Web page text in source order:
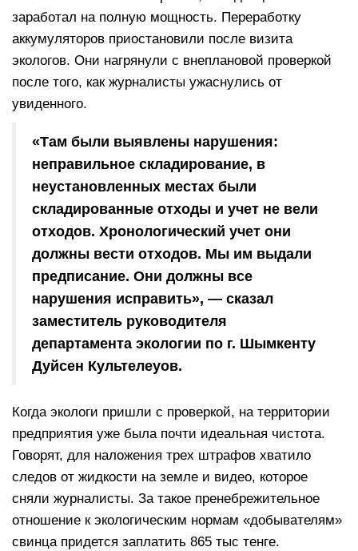
заработал на полную мощность. Переработку
аккумуляторов приостановили после визита
экологов. Они нагрянули с внеплановой проверкой
после того, как журналисты ужаснулись от
увиденного.
«Там были выявлены нарушения:
неправильное складирование, в
неустановленных местах были
складированные отходы и учет не вели
отходов. Хронологический учет они
должны вести отходов. Мы им выдали
предписание. Они должны все
нарушения исправить», — сказал
заместитель руководителя
департамента экологии по г. Шымкенту
Дуйсен Культелеуов.
Когда экологи пришли с проверкой, на территории
предприятия уже была почти идеальная чистота.
Говорят, для наложения трех штрафов хватило
следов от жидкости на земле и видео, которое
сняли журналисты. За такое пренебрежительное
отношение к экологическим нормам «добывателям»
свинца придется заплатить 865 тыс тенге.